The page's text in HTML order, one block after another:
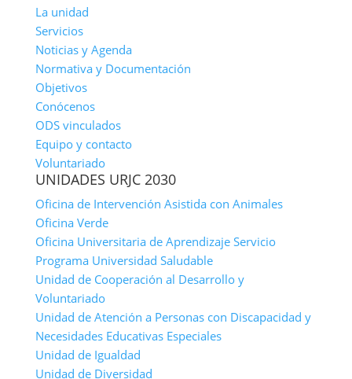
La unidad
Servicios
Noticias y Agenda
Normativa y Documentación
Objetivos
Conócenos
ODS vinculados
Equipo y contacto
Voluntariado
UNIDADES URJC 2030
Oficina de Intervención Asistida con Animales
Oficina Verde
Oficina Universitaria de Aprendizaje Servicio
Programa Universidad Saludable
Unidad de Cooperación al Desarrollo y
Voluntariado
Unidad de Atención a Personas con Discapacidad y
Necesidades Educativas Especiales
Unidad de Igualdad
Unidad de Diversidad